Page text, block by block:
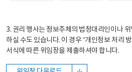
3. 권리 행사는 정보주체의 법정대리인이나
하실 수도 있습니다. 이 경우 “개인정보 처리
서식에 따른 위임장을 제출하셔야 합니다.